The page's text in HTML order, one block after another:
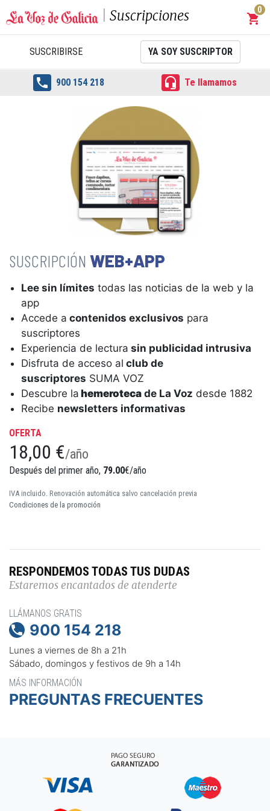
Suscripciones shopping_cart
0
SUSCRIBIRSE YA SOY SUSCRIPTOR
 900 154 218  Te llamamos
WEB+APP
Lee sin límites todas las noticias de la web y la
app
Accede a contenidos exclusivos para
suscriptores
Experiencia de lectura sin publicidad intrusiva
Disfruta de acceso al club de
suscriptores SUMA VOZ
Descubre la hemeroteca de La Voz desde 1882
Recibe newsletters informativas
OFERTA
18,00 €/año
Después del primer año, 79.00€/año
IVA incluido. Renovación automática salvo cancelación previa
Condiciones de la promoción
RESPONDEMOS TODAS TUS DUDAS
Estaremos encantados de atenderte
LLÁMANOS GRATIS
 900 154 218
Lunes a viernes de 8h a 21h
Sábado, domingos y festivos de 9h a 14h
MÁS INFORMACIÓN
PREGUNTAS FRECUENTES